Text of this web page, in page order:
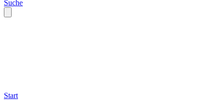
Suche
Start